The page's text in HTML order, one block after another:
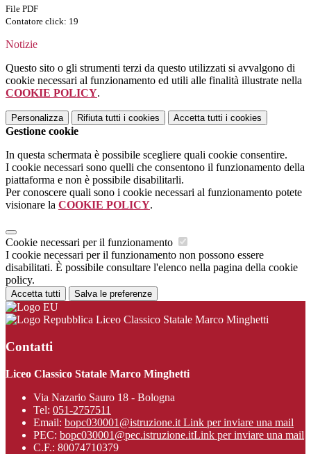
File PDF
Contatore click: 19
Notizie
Questo sito o gli strumenti terzi da questo utilizzati si avvalgono di
cookie necessari al funzionamento ed utili alle finalità illustrate nella
COOKIE POLICY.
Personalizza Rifiuta tutti i cookies Accetta tutti i cookies
Gestione cookie
In questa schermata è possibile scegliere quali cookie consentire.
I cookie necessari sono quelli che consentono il funzionamento della
piattaforma e non è possibile disabilitarli.
Per conoscere quali sono i cookie necessari al funzionamento potete
visionare la COOKIE POLICY.
Cookie necessari per il funzionamento
I cookie necessari per il funzionamento non possono essere
disabilitati. È possibile consultare l'elenco nella pagina della cookie
policy.
Accetta tutti Salva le preferenze
Liceo Classico Statale Marco Minghetti
Contatti
Liceo Classico Statale Marco Minghetti
Via Nazario Sauro 18 - Bologna
Tel: 051-2757511
Email: bopc030001@istruzione.it Link per inviare una mail
PEC: bopc030001@pec.istruzione.itLink per inviare una mail
C.F.: 80074710379